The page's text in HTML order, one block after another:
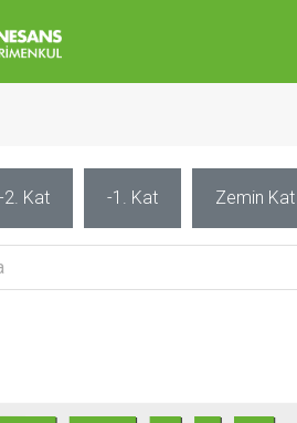
-2. Kat -1. Kat Zemin Kat